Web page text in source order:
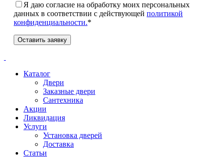
Я даю согласие на обработку моих персональных
данных в соответствии с действующей политикой
конфиденциальности.*
Каталог
Двери
Заказные двери
Сантехника
Акции
Ликвидация
Услуги
Установка дверей
Доставка
Статьи